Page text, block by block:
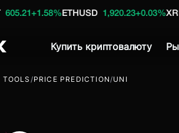
ETHUSD 1,920.23+0.03%XRPUSDT
Купить криптовалюту
TOOLS /PRICE PREDICTION/UNI